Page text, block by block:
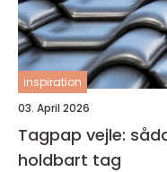
inspiration
03. April 2026
Tagpap vejle:
holdbart tag